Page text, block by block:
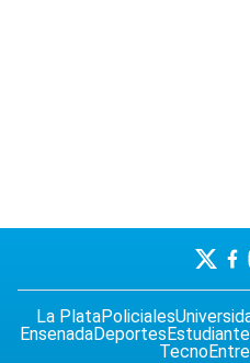
La PlataPoliciales
EnsenadaDeportes
Tecno